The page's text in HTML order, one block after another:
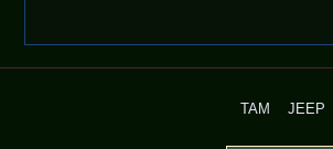
TAM JEEP